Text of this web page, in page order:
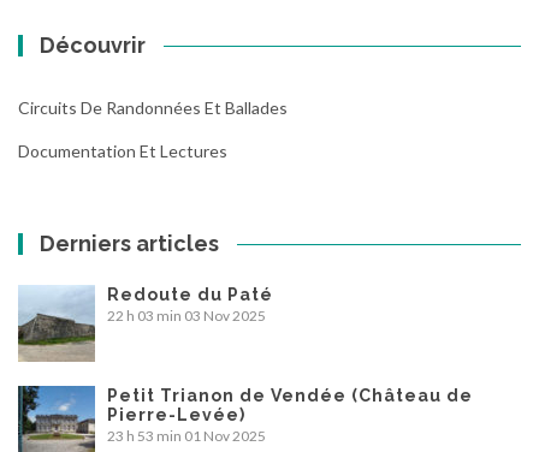
Découvrir
Circuits De Randonnées Et Ballades
Documentation Et Lectures
Derniers articles
Redoute du Paté
22 h 03 min 03 Nov 2025
Petit Trianon de Vendée (Château de
Pierre-Levée)
23 h 53 min 01 Nov 2025